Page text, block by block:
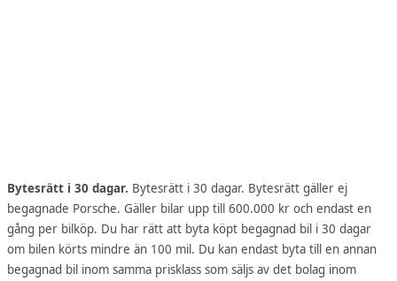
Bytesrätt i 30 dagar. Bytesrätt i 30 dagar. Bytesrätt gäller ej
begagnade Porsche. Gäller bilar upp till 600.000 kr och endast en
gång per bilköp. Du har rätt att byta köpt begagnad bil i 30 dagar
om bilen körts mindre än 100 mil. Du kan endast byta till en annan
begagnad bil inom samma prisklass som säljs av det bolag inom